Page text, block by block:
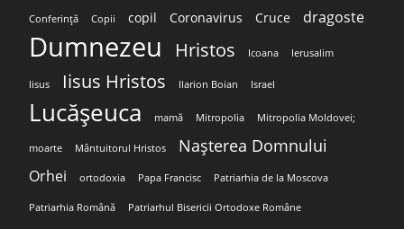
Conferință Copii copil Coronavirus Cruce dragoste
Dumnezeu Hristos Icoana Ierusalim
Iisus Iisus Hristos Ilarion Boian Israel
Lucășeuca mamă Mitropolia Mitropolia Moldovei;
moarte Mântuitorul Hristos Nașterea Domnului
Orhei ortodoxia Papa Francisc Patriarhia de la Moscova
Patriarhia Română Patriarhul Bisericii Ortodoxe Române